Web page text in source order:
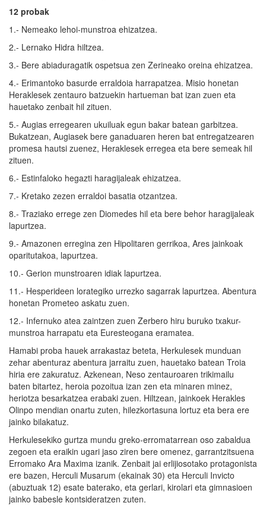
12 probak
1.- Nemeako lehoi-munstroa ehizatzea.
2.- Lernako Hidra hiltzea.
3.- Bere abiaduragatik ospetsua zen Zerineako oreina ehizatzea.
4.- Erimantoko basurde erraldoia harrapatzea. Misio honetan
Heraklesek zentauro batzuekin hartueman bat izan zuen eta
hauetako zenbait hil zituen.
5.- Augias erregearen ukuiluak egun bakar batean garbitzea.
Bukatzean, Augiasek bere ganaduaren heren bat entregatzearen
promesa hautsi zuenez, Heraklesek erregea eta bere semeak hil
zituen.
6.- Estinfaloko hegazti haragijaleak ehizatzea.
7.- Kretako zezen erraldoi basatia otzantzea.
8.- Traziako errege zen Diomedes hil eta bere behor haragijaleak
lapurtzea.
9.- Amazonen erregina zen Hipolitaren gerrikoa, Ares jainkoak
oparitutakoa, lapurtzea.
10.- Gerion munstroaren idiak lapurtzea.
11.- Hesperideen lorategiko urrezko sagarrak lapurtzea. Abentura
honetan Prometeo askatu zuen.
12.- Infernuko atea zaintzen zuen Zerbero hiru buruko txakur-
munstroa harrapatu eta Euresteogana eramatea.
Hamabi proba hauek arrakastaz beteta, Herkulesek munduan
zehar abenturaz abentura jarraitu zuen, hauetako batean Troia
hiria ere zakuratuz. Azkenean, Neso zentauroaren trikimailu
baten bitartez, heroia pozoitua izan zen eta minaren minez,
heriotza besarkatzea erabaki zuen. Hiltzean, jainkoek Herakles
Olinpo mendian onartu zuten, hilezkortasuna lortuz eta bera ere
jainko bilakatuz.
Herkulesekiko gurtza mundu greko-erromatarrean oso zabaldua
zegoen eta eraikin ugari jaso ziren bere omenez, garrantzitsuena
Erromako Ara Maxima izanik. Zenbait jai erlijiosotako protagonista
ere bazen, Herculi Musarum (ekainak 30) eta Herculi Invicto
(abuztuak 12) esate baterako, eta gerlari, kirolari eta gimnasioen
jainko babesle kontsideratzen zuten.